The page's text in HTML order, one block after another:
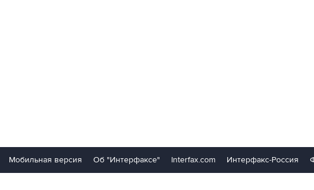
Мобильная версия Об "Интерфаксе" Interfax.com Интерфакс-Россия